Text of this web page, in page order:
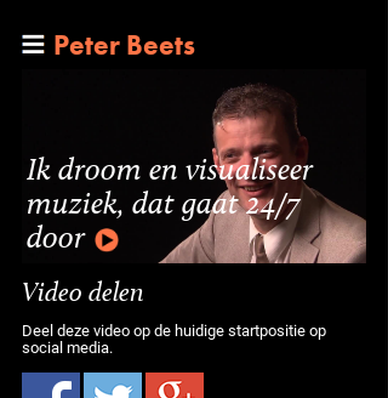
Peter Beets
Ik droom en visualiseer
muziek, dat gaat 24/7
door
Video delen
Deel deze video op de huidige startpositie op
social media.